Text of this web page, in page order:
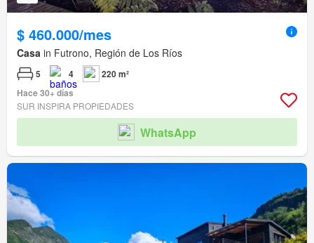
$ 460.000/mes
Casa in Futrono, Región de Los Ríos
5 4
220 m²
Hace 30+ días
SUR INSPIRA PROPIEDADES
WhatsApp